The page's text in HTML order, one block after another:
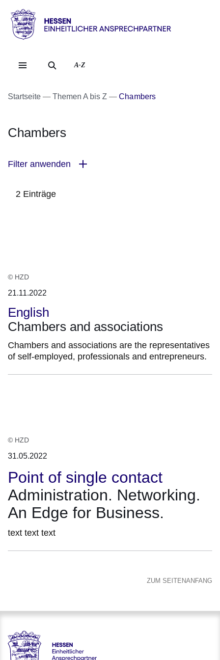
Direkt zum Kopf der
Direkt zum Inhalt
Direkt zum Fuß der
Hessen
Einheitlicher
Ansprechpartner
A-Z
Startseite Themen A bis Z Chambers
Chambers
Filter anwenden
2 Einträge
© HZD
21.11.2022
English
Chambers and associations
Chambers and associations are the representatives
of self-employed, professionals and entrepreneurs.
© HZD
31.05.2022
Point of single contact
Administration. Networking.
An Edge for Business.
text text text
ZUM SEITENANFANG